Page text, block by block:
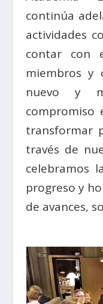
continúa
actividades
contar con
miembros y
nuevo y
compromiso
transformar
través de
celebramos
progreso y
de avances,